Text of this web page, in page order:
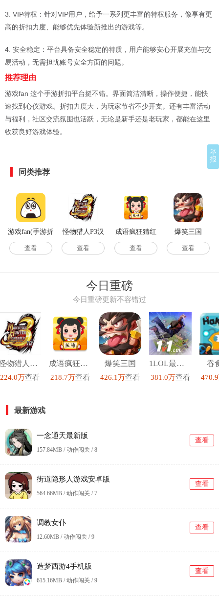
3. VIP特权：针对VIP用户，给予一系列更丰富的特权服务，像享有更
高的折扣力度、能够优先体验新推出的游戏等。
4. 安全稳定：平台具备安全稳定的特质，用户能够安心开展充值与交
易活动，无需担忧账号安全方面的问题。
推荐理由
游戏fan 这个手游折扣平台挺不错。界面简洁清晰，操作便捷，能快
速找到心仪游戏。折扣力度大，为玩家节省不少开支。还有丰富活动
与福利，社区交流氛围也活跃，无论是新手还是老玩家，都能在这里
收获良好游戏体验。
同类推荐
游戏fan(手游折
扣平台)
查看
怪物猎人P3汉
化高清版
查看
成语疯狂猜红
包版
查看
爆笑三国
查看
今日重磅
今日重磅更新不容错过
怪物猎人P3汉化高清版
224.0万查看
成语疯狂猜红包版
218.7万查看
爆笑三国
426.1万查看
1LOL最新版
381.0万查看
吞
最新游戏
一念通天最新版
157.84MB / 动作闯关 /8
查看
街道隐形人游戏安卓版
564.66MB / 动作闯关 /7
查看
调教女仆
12.60MB / 动作闯关 /9
查看
造梦西游4手机版
615.16MB / 动作闯关 /9
查看
举
报